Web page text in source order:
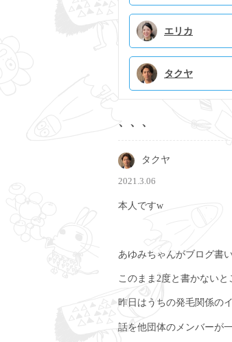
エリカ
タクヤ
、、、
タクヤ
2021.3.06
本人ですw
あゆみちゃんがブログ書
このまま2度と書かない
昨日はうちの発毛関係の
話を他団体のメンバーが